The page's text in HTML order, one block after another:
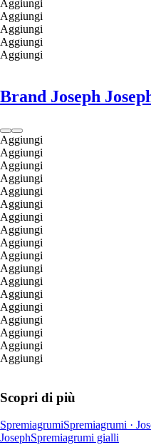
Aggiungi
Aggiungi
Aggiungi
Aggiungi
Aggiungi
Brand Joseph
Aggiungi
Aggiungi
Aggiungi
Aggiungi
Aggiungi
Aggiungi
Aggiungi
Aggiungi
Aggiungi
Aggiungi
Aggiungi
Aggiungi
Aggiungi
Aggiungi
Aggiungi
Aggiungi
Aggiungi
Aggiungi
Scopri di più
SpremiagrumiSpremiagrumi ·
JosephSpremiagrumi gialli